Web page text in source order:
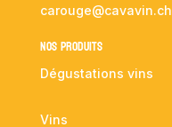
carouge@cavavin.ch
NOS PRODUITS
Dégustations vins
Vins